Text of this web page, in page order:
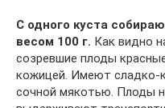
С одного куста
весом 100 г. Как видно
созревшие плоды
кожицей. Имеют сладко-
сочной мякотью. Плоды